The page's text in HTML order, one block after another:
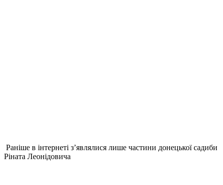
Раніше в інтернеті з’являлися лише частини донецької садиби
Ріната Леонідовича